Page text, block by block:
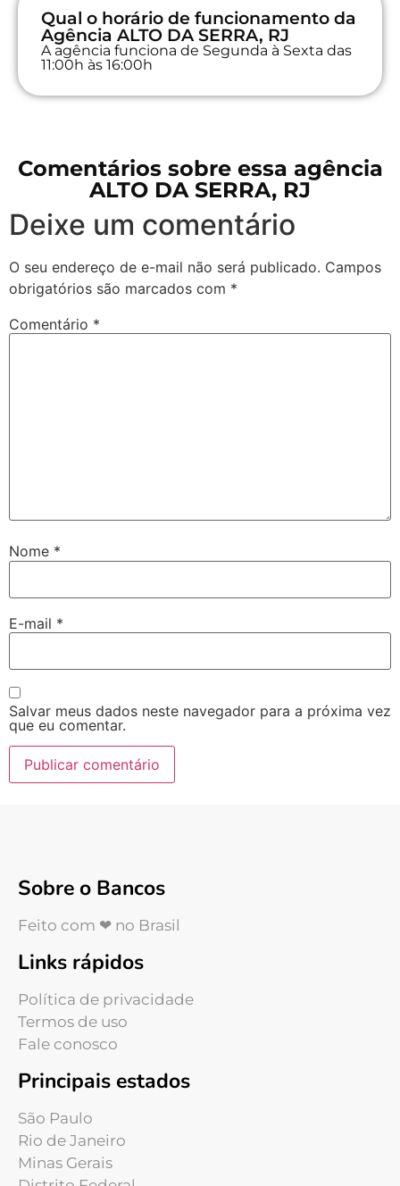
Qual o horário de funcionamento da
Agência ALTO DA SERRA, RJ
A agência funciona de Segunda à Sexta das
11:00h às 16:00h
Comentários sobre essa agência
ALTO DA SERRA, RJ
Deixe um comentário
O seu endereço de e-mail não será publicado. Campos
obrigatórios são marcados com *
Comentário *
Nome *
E-mail *
Salvar meus dados neste navegador para a próxima vez
que eu comentar.
Sobre o Bancos
Feito com ❤ no Brasil
Links rápidos
Política de privacidade
Termos de uso
Fale conosco
Principais estados
São Paulo
Rio de Janeiro
Minas Gerais